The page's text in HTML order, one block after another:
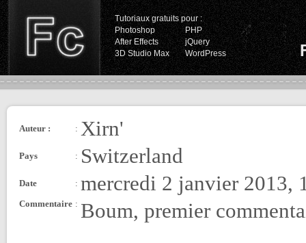
Tutoriaux gratuits pour :
Photoshop
PHP
After Effects
jQuery
3D Studio Max
WordPress
Auteur : : Xirn'
Pays : Switzerland
Date : mercredi 2 janvier 2013,
Commentaire : Boum, premier